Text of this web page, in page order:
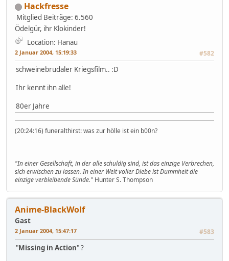
Hackfresse
Mitglied Beiträge: 6.560
Ödelgür, ihr Klokinder!
Location: Hanau
2 Januar 2004, 15:19:33 #582
schweinebrudaler Kriegsfilm.. :D
Ihr kennt ihn alle!
80er Jahre
(20:24:16) funeralthirst: was zur hölle ist ein b00n?
"In einer Gesellschaft, in der alle schuldig sind, ist das einzige Verbrechen,
sich erwischen zu lassen. In einer Welt voller Diebe ist Dummheit die
einzige verbleibende Sünde." Hunter S. Thompson
Anime-BlackWolf
Gast
2 Januar 2004, 15:47:17 #583
"Missing in Action" ?